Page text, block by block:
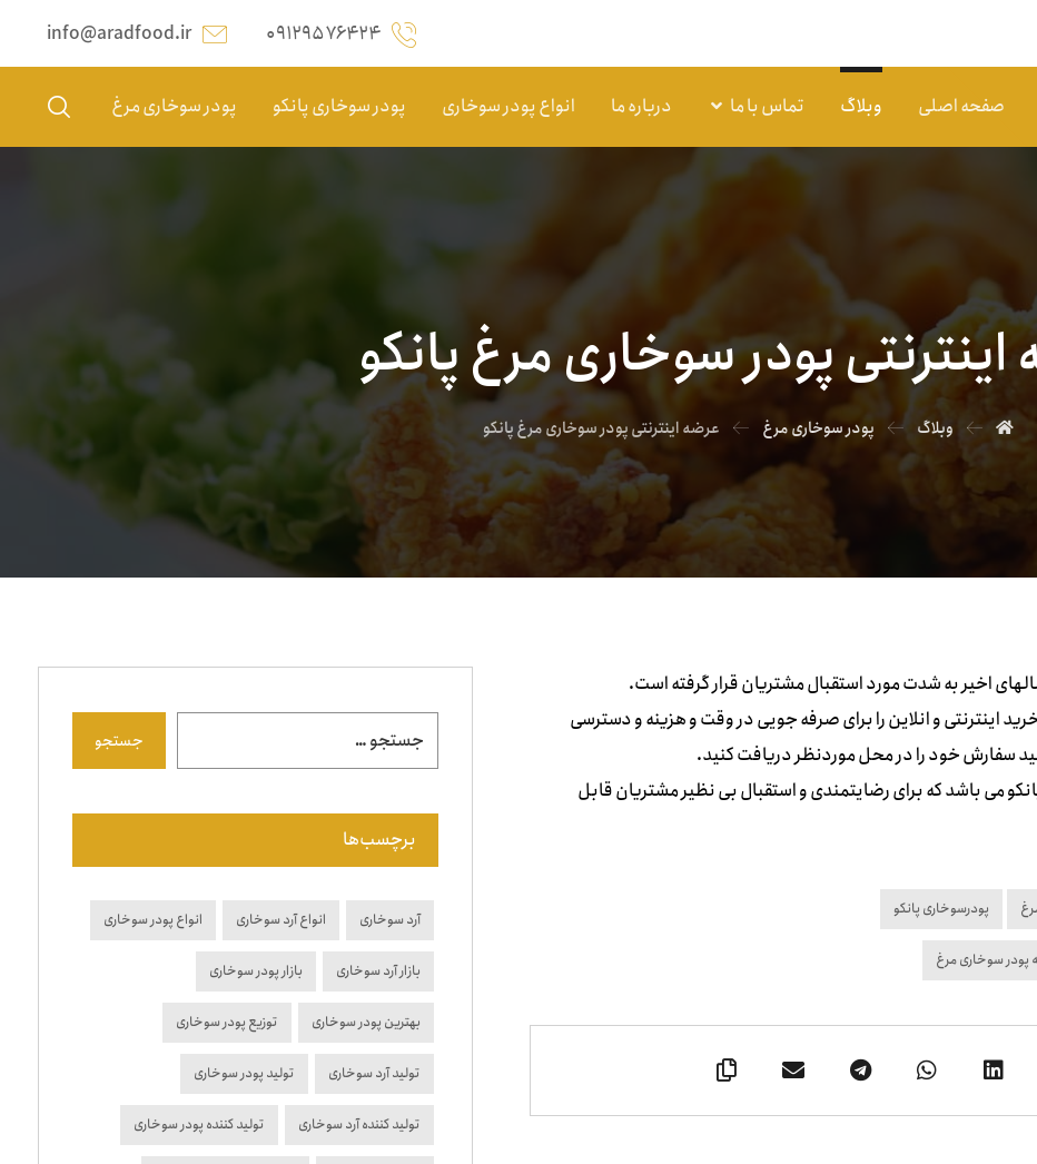
info@aradfood.ir ۰۹۱۲۹۵۷۶۴۲۴
صفحه اصلی وبلاگ تماس با ما درباره ما انواع پودر سوخاری پودر سوخاری پانکو پودر سوخاری مرغ
پودر سوخاری مرغ پانکو
وبلاگ پودر سوخاری مرغ عرضه اینترنتی پودر سوخاری مرغ پانکو
اخیر به شدت مورد استقبال مشتریان قرار گرفته است.
اینترنتی و انلاین را برای صرفه جویی در وقت و هزینه و دسترسی
سفارش خود را در محل موردنظر دریافت کنید.
می باشد که برای رضایتمندی و استقبال بی نظیر مشتریان قابل
پودرسوخاری پانکو
پودر سوخاری مرغ
جستجو
برچسب‌ها
آرد سوخاری انواع آرد سوخاری انواع پودر سوخاری
بازار آرد سوخاری بازار پودر سوخاری
بهترین پودر سوخاری توزیع پودر سوخاری
تولید آرد سوخاری تولید پودر سوخاری
تولید کننده آرد سوخاری تولید کننده پودر سوخاری